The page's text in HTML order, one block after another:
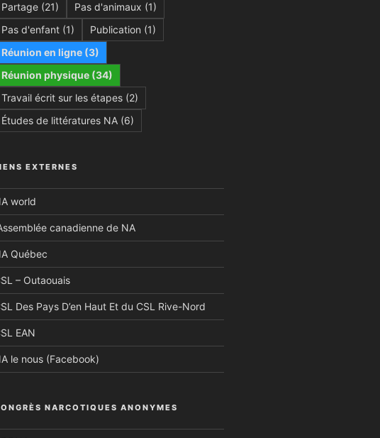
Partage(21) Pas d'animaux (1)
Pas d'enfant(1) Publication (1)
Réunion en ligne(3)
Réunion physique(34)
Travail écrit sur les étapes(2)
Études de littératures NA(6)
EXTERNES
world
canadienne de NA
Québec
– Outaouais
Des Pays D’en Haut Et du CSL Rive-Nord
EAN
le nous (Facebook)
NARCOTIQUES ANONYMES